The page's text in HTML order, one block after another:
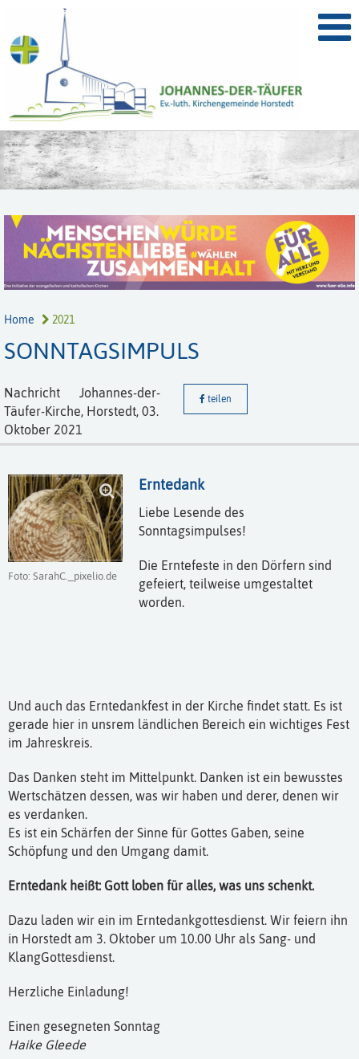
Home 2021
SONNTAGSIMPULS
Nachricht
Johannes-der-
Täufer-Kirche, Horstedt, 03.
Oktober 2021
teilen
Foto: SarahC._pixelio.de
Erntedank
Liebe Lesende des
Sonntagsimpulses!
Die Erntefeste in den Dörfern sind
gefeiert, teilweise umgestaltet
worden.
Und auch das Erntedankfest in der Kirche findet statt. Es ist
gerade hier in unsrem ländlichen Bereich ein wichtiges Fest
im Jahreskreis.
Das Danken steht im Mittelpunkt. Danken ist ein bewusstes
Wertschätzen dessen, was wir haben und derer, denen wir
es verdanken.
Es ist ein Schärfen der Sinne für Gottes Gaben, seine
Schöpfung und den Umgang damit.
Erntedank heißt: Gott loben für alles, was uns schenkt.
Dazu laden wir ein im Erntedankgottesdienst. Wir feiern ihn
in Horstedt am 3. Oktober um 10.00 Uhr als Sang- und
KlangGottesdienst.
Herzliche Einladung!
Einen gesegneten Sonntag
Haike Gleede